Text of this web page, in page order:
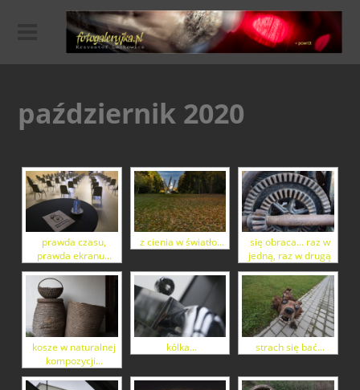
październik 2020
prawda czasu,
prawda ekranu...
z cienia w światło...
się obraca... raz w
jedną, raz w drugą
kosze w naturalnej
kompozycji...
kólka... strach się bać...